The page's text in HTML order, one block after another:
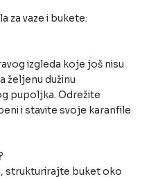
za vaze i bukete:
izgleda koje još nisu
željenu dužinu
pupoljka. Odrežite
i stavite svoje karanfile
strukturirajte buket oko